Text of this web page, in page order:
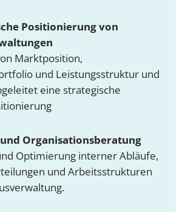
Positionierung von
Marktposition,
und Leistungsstruktur und
eine strategische
und Organisationsberatung
Optimierung interner Abläufe,
und Arbeitsstrukturen